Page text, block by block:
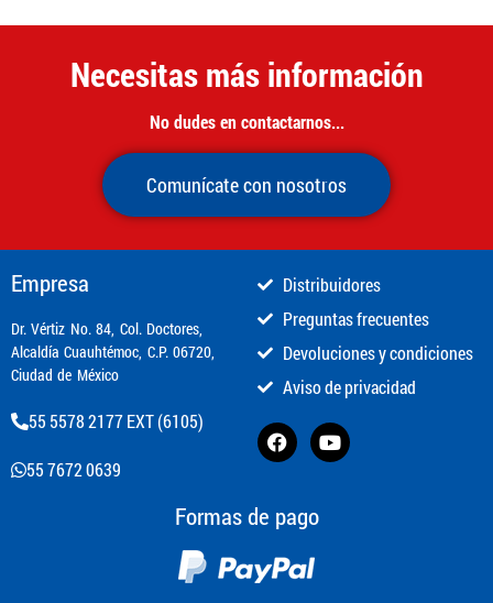
Necesitas más información
No dudes en contactarnos...
Comunícate con nosotros
Empresa
​Dr. Vértiz No. 84, Col. Doctores,
Alcaldía Cuauhtémoc, C.P. 06720,
Ciudad de México
55 5578 2177 EXT (6105)
55 7672 0639
Distribuidores
Preguntas frecuentes
Devoluciones y condiciones
Aviso de privacidad
Formas de pago